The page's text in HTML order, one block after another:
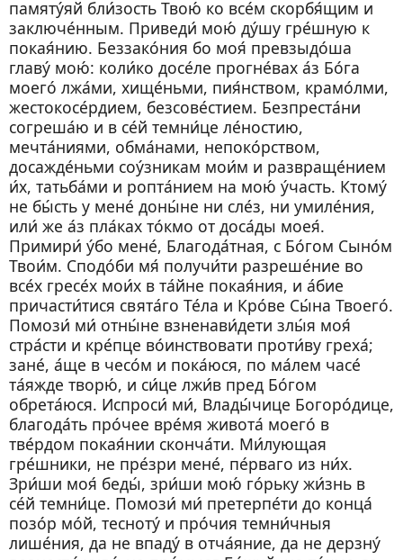
памяту́яй бли́зость Твою́ ко все́м скорбя́щим и
заключе́нным. Приведи́ мою́ ду́шу гре́шную к
покая́нию. Беззако́ния бо моя́ превзыдо́ша
главу́ мою́: коли́ко досе́ле прогне́вах а́з Бо́га
моего́ лжа́ми, хище́ньми, пия́нством, крамо́лми,
жестокосе́рдием, безсове́стием. Безпреста́ни
согреша́ю и в се́й темни́це ле́ностию,
мечта́ниями, обма́нами, непоко́рством,
досажде́ньми соу́зникам мои́м и развраще́нием
и́х, татьба́ми и ропта́нием на мою́ у́часть. Ктому́
не бы́сть у мене́ доны́не ни сле́з, ни умиле́ния,
или́ же а́з пла́ках то́кмо от доса́ды моея́.
Примири́ у́бо мене́, Благода́тная, с Бо́гом Сыно́м
Твои́м. Сподо́би мя́ получи́ти разреше́ние во
все́х гресе́х мои́х в та́йне покая́ния, и а́бие
причасти́тися свята́го Те́ла и Кро́ве Сы́на Твоего́.
Помози́ ми́ отны́не взненави́дети злы́я моя́
стра́сти и кре́пце во́инствовати проти́ву греха́;
зане́, а́ще в чесо́м и пока́юся, по ма́лем часе́
та́яжде творю́, и си́це лжи́в пред Бо́гом
обрета́юся. Испроси́ ми́, Влады́чице Богоро́дице,
благода́ть про́чее вре́мя живота́ моего́ в
тве́рдом покая́нии сконча́ти. Ми́лующая
гре́шники, не пре́зри мене́, пе́рваго из ни́х.
Зри́ши моя́ беды́, зри́ши мою́ го́рьку жи́знь в
се́й темни́це. Помози́ ми́ претерпе́ти до конца́
позо́р мо́й, тесноту́ и про́чия темни́чныя
лише́ния, да не впаду́ в отча́яние, да не дерзну́